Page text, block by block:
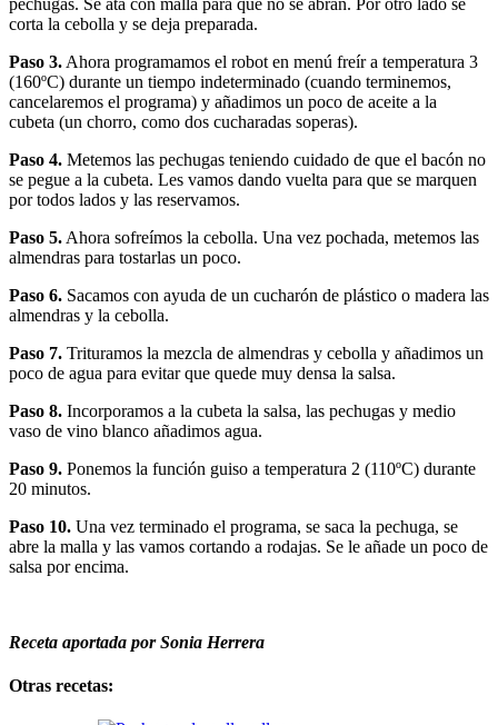
corta la cebolla y se deja preparada.
Paso 3. Ahora programamos el robot en menú freír a temperatura 3
(160ºC) durante un tiempo indeterminado (cuando terminemos,
cancelaremos el programa) y añadimos un poco de aceite a la
cubeta (un chorro, como dos cucharadas soperas).
Paso 4. Metemos las pechugas teniendo cuidado de que el bacón no
se pegue a la cubeta. Les vamos dando vuelta para que se marquen
por todos lados y las reservamos.
Paso 5. Ahora sofreímos la cebolla. Una vez pochada, metemos las
almendras para tostarlas un poco.
Paso 6. Sacamos con ayuda de un cucharón de plástico o madera las
almendras y la cebolla.
Paso 7. Trituramos la mezcla de almendras y cebolla y añadimos un
poco de agua para evitar que quede muy densa la salsa.
Paso 8. Incorporamos a la cubeta la salsa, las pechugas y medio
vaso de vino blanco añadimos agua.
Paso 9. Ponemos la función guiso a temperatura 2 (110ºC) durante
20 minutos.
Paso 10. Una vez terminado el programa, se saca la pechuga, se
abre la malla y las vamos cortando a rodajas. Se le añade un poco de
salsa por encima.
Receta aportada por Sonia Herrera
Otras recetas: